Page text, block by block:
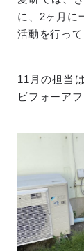
に、2ヶ月に
活動を行って
11月の担当
ビフォーア